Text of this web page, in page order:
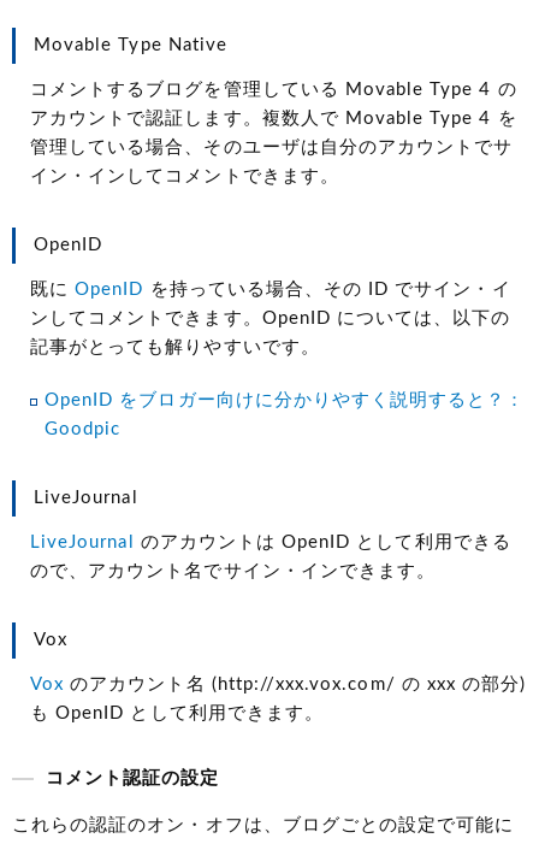
Movable Type Native
コメントするブログを管理している Movable Type 4 の
アカウントで認証します。複数人で Movable Type 4 を
管理している場合、そのユーザは自分のアカウントでサ
イン・インしてコメントできます。
OpenID
既にOpenID を持っている場合、その ID でサイン・イ
ンしてコメントできます。OpenID については、以下の
記事がとっても解りやすいです。
OpenID をブロガー向けに分かりやすく説明すると？：
Goodpic
LiveJournal
LiveJournal
のアカウントは OpenID として利用できる
ので、アカウント名でサイン・インできます。
Vox
Vox のアカウント名 (http://xxx.vox.com/ の xxx の部分)
も OpenID として利用できます。
コメント認証の設定
これらの認証のオン・オフは、ブログごとの設定で可能に